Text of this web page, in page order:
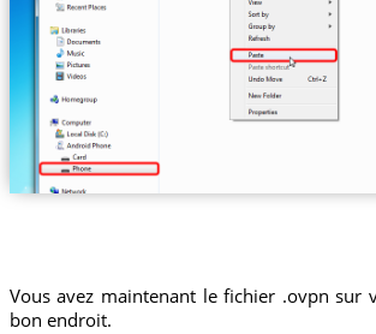
Vous avez maintenant le fichier .ovpn sur
bon endroit.